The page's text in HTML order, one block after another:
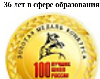
36 лет в сфере образования